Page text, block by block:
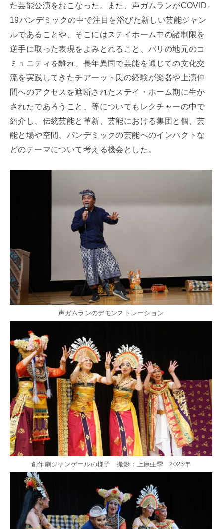
た芸能公演をおこなった。また、声ガムランがCOVID-
19パンデミックの中で注目を浴びた新しい芸能ジャン
ルであることや、そこにはステイホーム中の諸制限を
逆手に取った表現をよみとれること、バリの地元のコ
ミュニティを離れ、長年異国で芸能を通じての文化交
流を実践してきたチアーット氏の経験が楽器や上演仲
間へのアクセスを遮断されたステイ・ホーム期に生か
されたであろうこと、等についてもレクチャーの中で
紹介し、伝統芸能と革新、芸能における集団と個、芸
能と場や空間、パンデミックの芸能へのインパクトな
どのテーマについて考える機会とした。
声ガムランのデモンストレーション
創作劇ジャンゲールの様子 撮影：上原亜季 2023年